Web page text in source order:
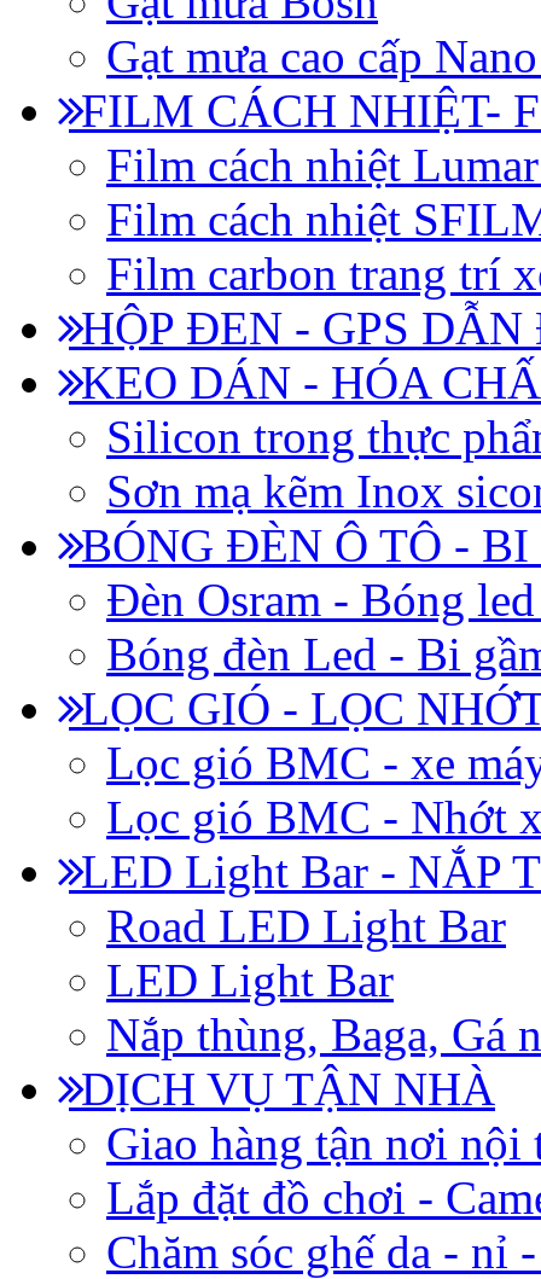
Gạt mưa cao cấp
FILM CÁCH NHIỆT-
Film cách nhiệt
Film cách nhiệt
Film carbon trang trí
HỘP ĐEN - GPS DẪN
KEO DÁN - HÓA
Silicon trong thực
Sơn mạ kẽm Inox
BÓNG ĐÈN Ô TÔ -
Đèn Osram - Bóng
Bóng đèn Led - Bi
LỌC GIÓ - LỌC
Lọc gió BMC - xe
Lọc gió BMC - Nhớt
LED Light Bar - NẮP
Road LED Light Bar
LED Light Bar
Nắp thùng, Baga, Gá
DỊCH VỤ TẬN NHÀ
Giao hàng tận nơi nội
Lắp đặt đồ chơi -
Chăm sóc ghế da - nỉ